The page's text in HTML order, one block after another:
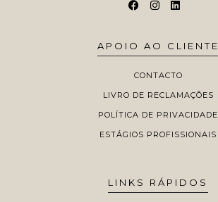
APOIO AO CLIENTE
CONTACTO
LIVRO DE RECLAMAÇÕES
POLÍTICA DE PRIVACIDADE
ESTÁGIOS PROFISSIONAIS
LINKS RÁPIDOS